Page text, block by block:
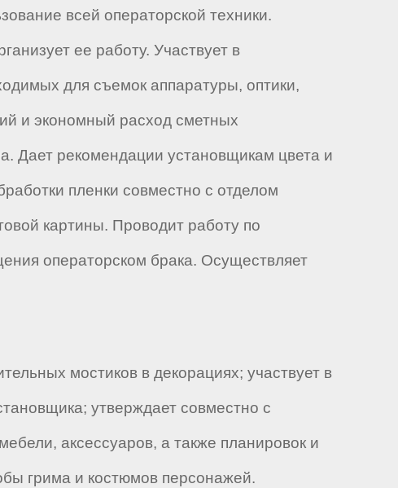
всей операторской техники.
ее работу. Участвует в
для съемок аппаратуры, оптики,
и экономный расход сметных
Дает рекомендации установщикам цвета и
пленки совместно с отделом
картины. Проводит работу по
операторском брака. Осуществляет
мостиков в декорациях; участвует в
утверждает совместно с
аксессуаров, а также планировок и
грима и костюмов персонажей.